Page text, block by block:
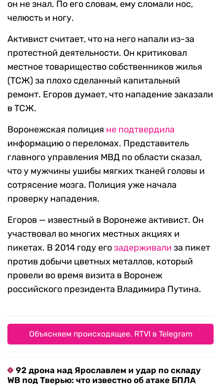
он не знал. По его словам, ему сломали нос,
челюсть и ногу.
Активист считает, что на него напали из-за
протестной деятельности. Он критиковал
местное товарищество собственников жилья
(ТСЖ) за плохо сделанный капитальный
ремонт. Егоров думает, что нападение заказали
в ТСЖ.
Воронежская полиция не подтвердила
информацию о переломах. Представитель
главного управления МВД по области сказал,
что у мужчины ушибы мягких тканей головы и
сотрясение мозга. Полиция уже начала
проверку нападения.
Егоров — известный в Воронеже активист. Он
участвовал во многих местных акциях и
пикетах. В 2014 году егозадерживали за пикет
против добычи цветных металлов, который
провели во время визита в Воронеж
российского президента Владимира Путина.
Объясняем происходящее. RTVI в Telegram
92 дрона над Ярославлем и удар по складу
WB под Тверью: что известно об атаке БПЛА